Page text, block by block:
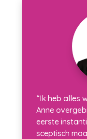
“Ik heb alles
Anne
eerste
sceptisch